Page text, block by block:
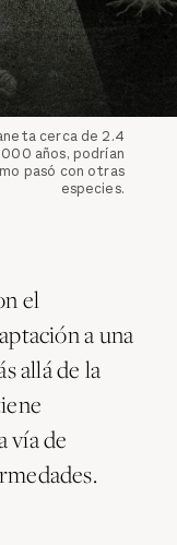
cerca de 2.4
años, podrían
pasó con otras
especies.
el
a una
allá de la
vía de